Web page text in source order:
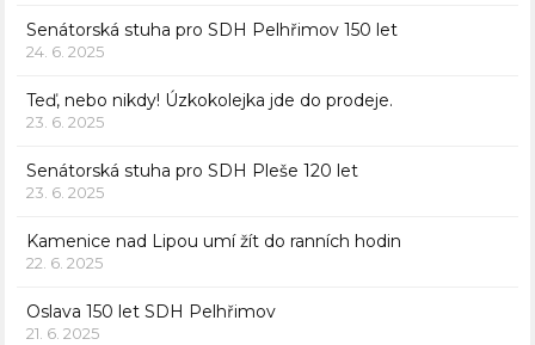
Senátorská stuha pro SDH Pelhřimov 150 let
24. 6. 2025
Teď, nebo nikdy! Úzkokolejka jde do prodeje.
23. 6. 2025
Senátorská stuha pro SDH Pleše 120 let
23. 6. 2025
Kamenice nad Lipou umí žít do ranních hodin
22. 6. 2025
Oslava 150 let SDH Pelhřimov
21. 6. 2025